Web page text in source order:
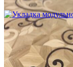
2 500 ₽